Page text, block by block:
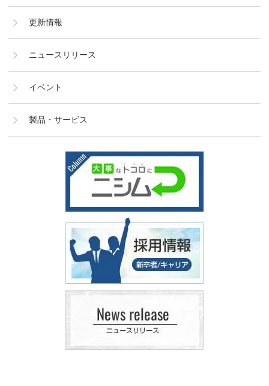
更新情報
ニュースリリース
イベント
製品・サービス